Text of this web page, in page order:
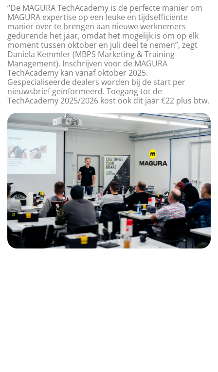
“De MAGURA TechAcademy is de perfecte manier om
MAGURA expertise op een leuke en tijdsefficiënte
manier over te brengen aan nieuwe werknemers
gedurende het jaar, omdat het mogelijk is om op elk
moment tussen oktober en juli deel te nemen”, zegt
Daniela Kemmler (MBPS Marketing & Training
Management). Inschrijven voor de MAGURA
TechAcademy kan vanaf oktober 2025.
Gespecialiseerde dealers worden bij de start per
nieuwsbrief geïnformeerd. Toegang tot de
TechAcademy 2025/2026 kost ook dit jaar €22 plus btw.